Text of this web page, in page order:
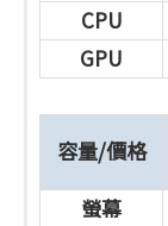
CPU
GPU
容量/價格
螢幕